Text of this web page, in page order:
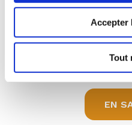
Accepter
Tout
Grâce aux aides de
à la propriété dans
EN